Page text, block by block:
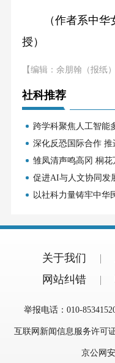
（作者系中华
授）
【编辑：余朋翰（报纸
社科推荐
跨学科聚焦人工智能
深化反恐国际合作
雏凤清声鸣高冈 桐花
促进AI与人文协同发
以社科力量铸牢中华
关于我们
网站纠错
举报电话：010-
互联网新闻信息服务许可
京公网